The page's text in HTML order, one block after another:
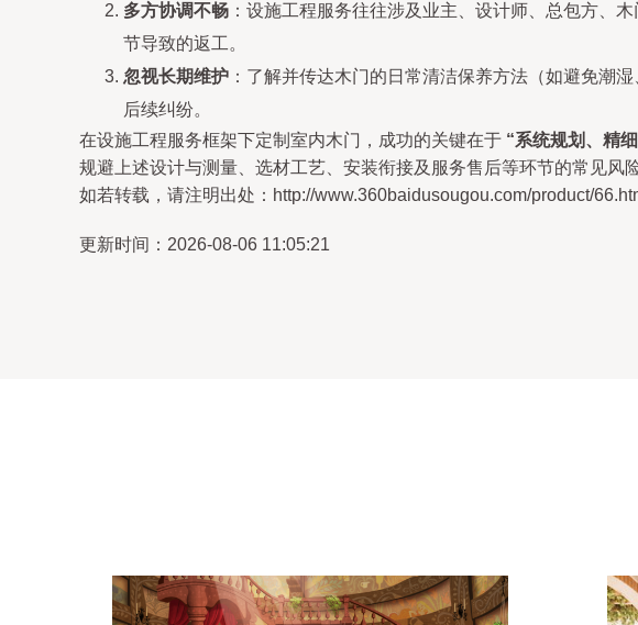
多方协调不畅 ：设施工程服务往往涉及业主、设计师、总包方、
节导致的返工。
忽视长期维护 ：了解并传达木门的日常清洁保养方法（如避免潮
后续纠纷。
在设施工程服务框架下定制室内木门，成功的关键在于 “系统规划、精
规避上述设计与测量、选材工艺、安装衔接及服务售后等环节的常见风
如若转载，请注明出处：http://www.360baidusougou.com/product/
更新时间：2026-08-06 11:05:21